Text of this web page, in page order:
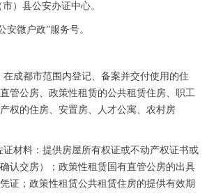
）县公安办证中心。
公安微户政”服务号。
在成都市范围内登记、备案并交付使用的住
管公房、政策性租赁的公共租赁住房、职工
权的住房、安置房、人才公寓、农村房
证材料：提供房屋所有权证或不动产权证书或
认交房）；政策性租赁国有直管公房的出具
证；政策性租赁公共租赁住房的提供有效期